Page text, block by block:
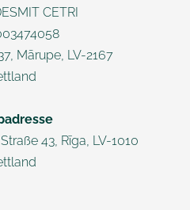
CETRI
Mārupe, LV-2167
Straße 43, Rīga, LV-1010